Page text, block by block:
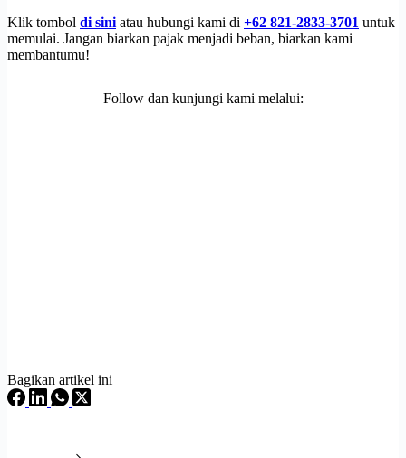
Klik tombol di sini atau hubungi kami di +62 821-2833-3701 untuk
memulai. Jangan biarkan pajak menjadi beban, biarkan kami
membantumu!
Follow dan kunjungi kami melalui:
Bagikan artikel ini